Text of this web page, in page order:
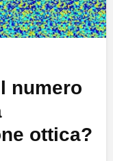
numero
ottica?